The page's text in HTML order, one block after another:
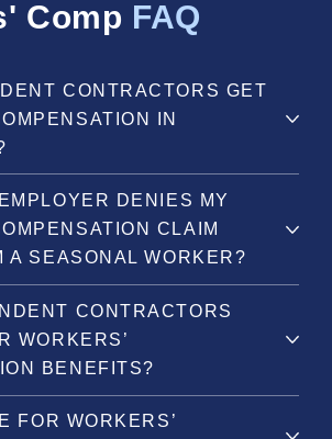
Comp FAQ
CONTRACTORS GET
IN
DENIES MY
CLAIM
A SEASONAL WORKER?
CONTRACTORS
WORKERS’
BENEFITS?
FOR WORKERS’